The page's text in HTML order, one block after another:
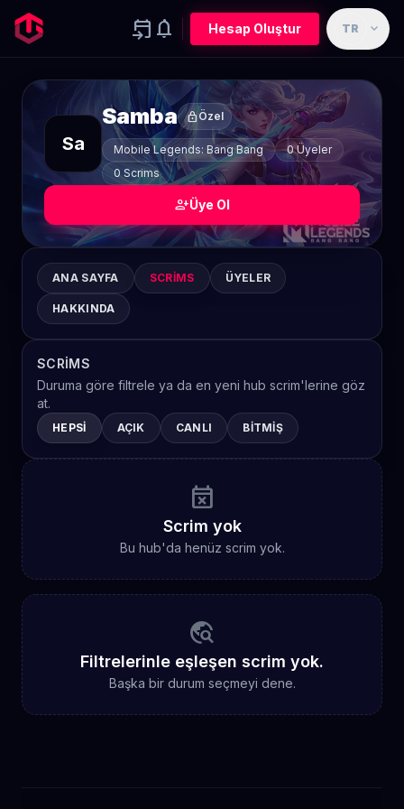
event_upcoming notifications Hesap Oluştur TR expand_more
Sa
Samba lockÖzel
Mobile Legends: Bang Bang
0 Üyeler
0 Scrims
person_addÜye Ol
ANA SAYFA SCRIMS ÜYELER
HAKKINDA
SCRIMS
Duruma göre filtrele ya da en yeni hub scrim'lerine göz
at.
HEPSI AÇIK CANLI BITMIŞ
event_busy
Scrim yok
Bu hub'da henüz scrim yok.
travel_explore
Filtrelerinle eşleşen scrim yok.
Başka bir durum seçmeyi dene.